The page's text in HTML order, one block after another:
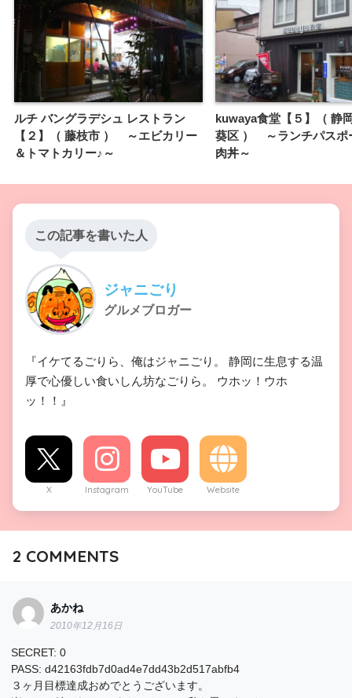
ルチ バングラデシュ レストラン
【２】（ 藤枝市 ） ～エビカリー
＆トマトカリー♪～
kuwaya食堂【５】（ 静
葵区 ） ～ランチパスポ
肉丼～
この記事を書いた人
ジャニごり
グルメブロガー
『イケてるごりら、俺はジャニごり。 静岡に生息する温
厚で心優しい食いしん坊なごりら。 ウホッ！ウホ
ッ！！』
X Instagram YouTube Website
2 COMMENTS
あかね
2010年12月16日
SECRET: 0
PASS: d42163fdb7d0ad4e7dd43b2d517abfb4
３ヶ月目標達成おめでとうございます。